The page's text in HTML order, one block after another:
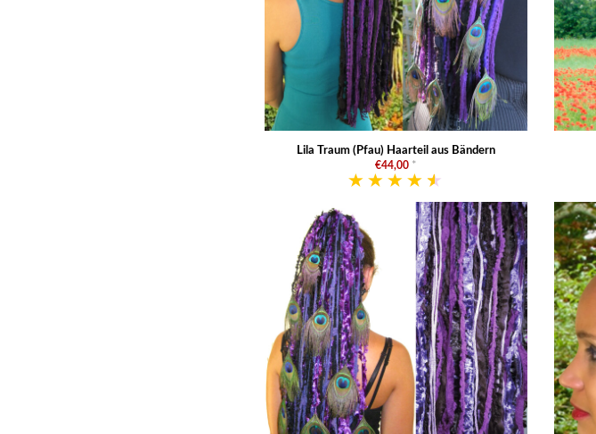
Lila Traum (Pfau) Haarteil aus Bändern
€44,00 *